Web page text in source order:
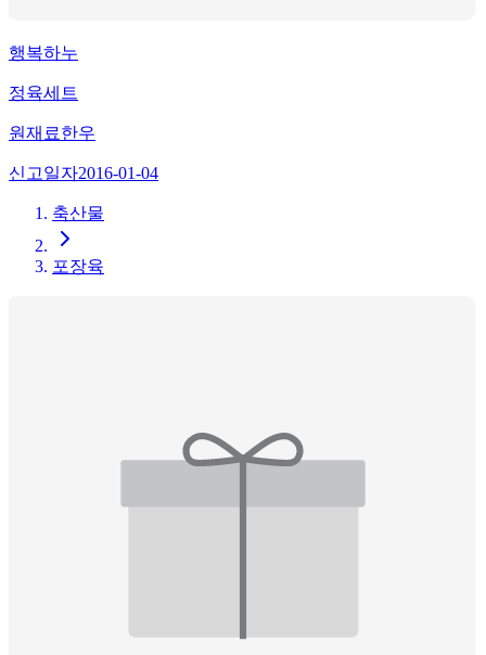
행복하누
정육세트
원재료한우
신고일자2016-01-04
축산물
포장육